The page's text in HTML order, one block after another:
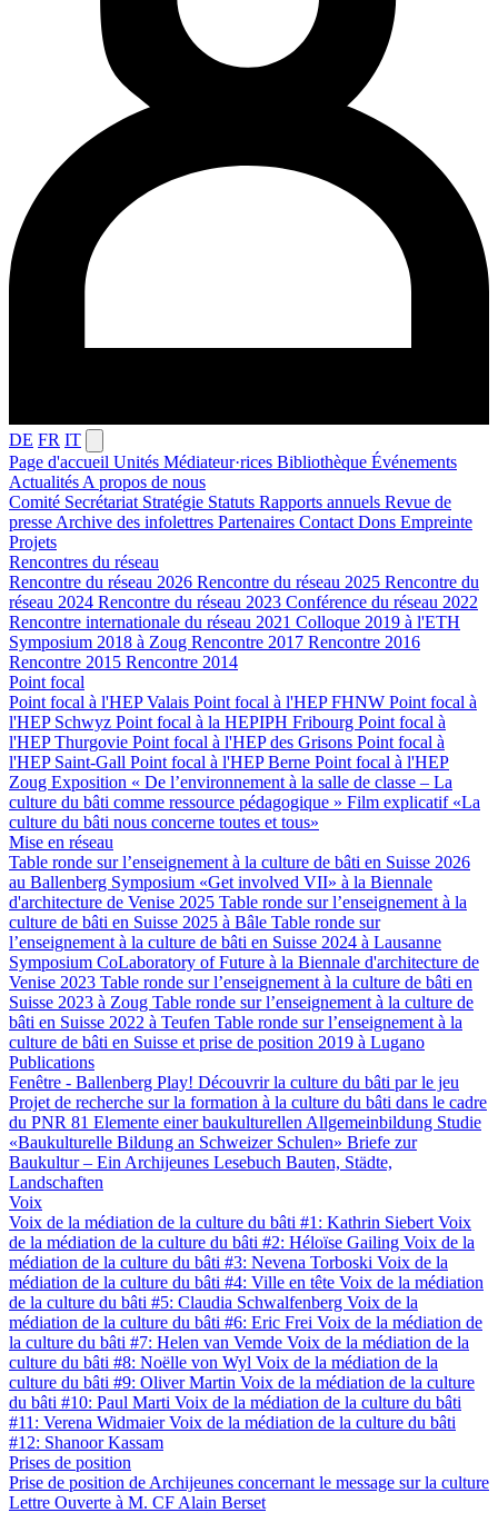
DE FR IT
Page d'accueil Unités Médiateur·rices Bibliothèque Événements
Actualités A propos de nous
Comité Secrétariat Stratégie Statuts Rapports annuels Revue de
presse Archive des infolettres Partenaires Contact Dons Empreinte
Projets
Rencontres du réseau
Rencontre du réseau 2026 Rencontre du réseau 2025 Rencontre du
réseau 2024 Rencontre du réseau 2023 Conférence du réseau 2022
Rencontre internationale du réseau 2021 Colloque 2019 à l'ETH
Symposium 2018 à Zoug Rencontre 2017 Rencontre 2016
Rencontre 2015 Rencontre 2014
Point focal
Point focal à l'HEP Valais Point focal à l'HEP FHNW Point focal à
l'HEP Schwyz Point focal à la HEPIPH Fribourg Point focal à
l'HEP Thurgovie Point focal à l'HEP des Grisons Point focal à
l'HEP Saint-Gall Point focal à l'HEP Berne Point focal à l'HEP
Zoug Exposition « De l’environnement à la salle de classe – La
culture du bâti comme ressource pédagogique » Film explicatif «La
culture du bâti nous concerne toutes et tous»
Mise en réseau
Table ronde sur l’enseignement à la culture de bâti en Suisse 2026
au Ballenberg Symposium «Get involved VII» à la Biennale
d'architecture de Venise 2025 Table ronde sur l’enseignement à la
culture de bâti en Suisse 2025 à Bâle Table ronde sur
l’enseignement à la culture de bâti en Suisse 2024 à Lausanne
Symposium CoLaboratory of Future à la Biennale d'architecture de
Venise 2023 Table ronde sur l’enseignement à la culture de bâti en
Suisse 2023 à Zoug Table ronde sur l’enseignement à la culture de
bâti en Suisse 2022 à Teufen Table ronde sur l’enseignement à la
culture de bâti en Suisse et prise de position 2019 à Lugano
Publications
Fenêtre - Ballenberg Play! Découvrir la culture du bâti par le jeu
Projet de recherche sur la formation à la culture du bâti dans le cadre
du PNR 81 Elemente einer baukulturellen Allgemeinbildung Studie
«Baukulturelle Bildung an Schweizer Schulen» Briefe zur
Baukultur – Ein Archijeunes Lesebuch Bauten, Städte,
Landschaften
Voix
Voix de la médiation de la culture du bâti #1: Kathrin Siebert Voix
de la médiation de la culture du bâti #2: Héloïse Gailing Voix de la
médiation de la culture du bâti #3: Nevena Torboski Voix de la
médiation de la culture du bâti #4: Ville en tête Voix de la médiation
de la culture du bâti #5: Claudia Schwalfenberg Voix de la
médiation de la culture du bâti #6: Eric Frei Voix de la médiation de
la culture du bâti #7: Helen van Vemde Voix de la médiation de la
culture du bâti #8: Noëlle von Wyl Voix de la médiation de la
culture du bâti #9: Oliver Martin Voix de la médiation de la culture
du bâti #10: Paul Marti Voix de la médiation de la culture du bâti
#11: Verena WidmaierVoix de la médiation de la culture du bâti
#12: Shanoor Kassam
Prises de position
Prise de position de Archijeunes concernant le message sur la culture
Lettre Ouverte à M. CF Alain Berset